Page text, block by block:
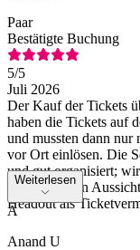
Paar
Bestätigte Buchung
5/5
Juli 2026
Der Kauf der Tickets
haben die Tickets auf
und mussten dann nur
vor Ort einlösen. Die
und gut organisiert;
verschiedenen
Headout als
Weiterlesen
A
Anand U